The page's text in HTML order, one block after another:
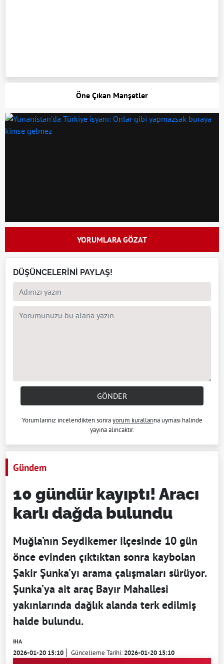
Öne Çıkan Manşetler
YORUMLARA GÖZAT
DÜŞÜNCELERİNİ PAYLAŞ!
GÖNDER
Yorumlarınız incelendikten sonrayorum kurallarına uyması halinde
yayına alıncaktır.
Gündem
10 gündür kayıptı! Aracı
karlı dağda bulundu
Muğla’nın Seydikemer ilçesinde 10 gün
önce evinden çıktıktan sonra kaybolan
Şakir Şunka’yı arama çalışmaları sürüyor.
Şunka’ya ait araç Bayır Mahallesi
yakınlarında dağlık alanda terk edilmiş
halde bulundu.
IHA
2026-01-20 15:10 Güncelleme Tarihi:2026-01-20 15:10